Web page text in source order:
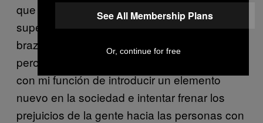
que suscita el brazo es puramente
superficial; a la gente le interesa más el
brazo robótico que la persona que lo lleva,
pero no pasa nada. Yo soy feliz cumpliendo
con mi función de introducir un elemento
nuevo en la sociedad e intentar frenar los
prejuicios de la gente hacia las personas con
See All Membership Plans
Or, continue for free